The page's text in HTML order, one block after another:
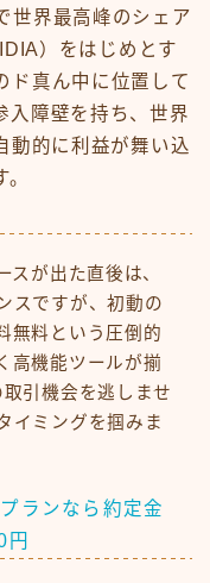
世界最高峰のシェア
）をはじめとす
ド真ん中に位置して
入障壁を持ち、世界
動的に利益が舞い込
スが出た直後は、
スですが、初動の
無料という圧倒的
高機能ツールが揃
引機会を逃しませ
イミングを掴みま
ランなら約定金
円